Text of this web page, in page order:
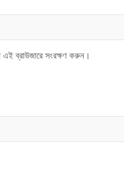
এই ব্রাউজারে সংরক্ষণ করুন।